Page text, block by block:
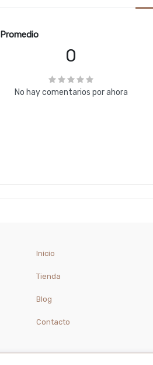
Promedio
0
No hay comentarios por ahora
Inicio
Tienda
Blog
Contacto